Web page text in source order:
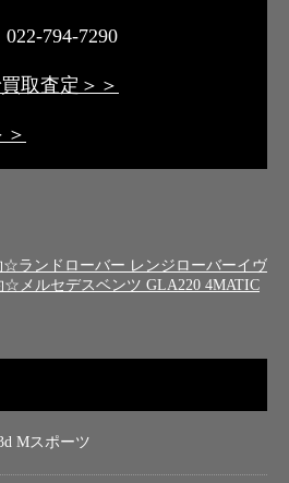
794-7290
取査定＞＞
ランドローバー レンジローバーイヴ
メルセデスベンツ GLA220 4MATIC
Mスポーツ